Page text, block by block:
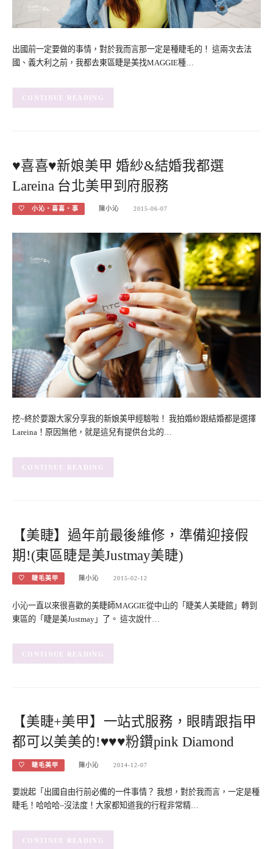
出國前一定要做的事情，對於我而言那一定是種睫毛的！ 這兩次去法
國、義大利之前，我都去東區睫是美找MAGGIE種…
CONTINUE READING
♥喜喜♥新娘美甲 婚紗&結婚我都選
Lareina 台北美甲到府服務
♡ 小沁‧喜喜‧事 陳小沁 2015-06-07
挖~終於要跟大家分享我的新娘美甲經驗啦！ 我拍婚紗跟結婚都是選擇
Lareina！原因無他，就是這兒有提供台北的…
CONTINUE READING
【美睫】過年前最後維修，準備迎接假
期!(東區睫是美Justmay美睫)
♡ 睫毛美甲 陳小沁 2015-02-12
小沁一直以來很喜歡的美睫師MAGGIE從中山的「睫美人美睫館」轉到
東區的「睫是美Justmay」了。 這次說什…
CONTINUE READING
【美睫+美甲】一站式服務，眼睛跟指甲
都可以美美的!♥♥♥粉鑽pink Diamond
♡ 睫毛美甲 陳小沁 2014-12-07
要說起「出國自由行前必備的一件事情？ 我想，對於我而言，一定是種
睫毛！哈哈哈~沒法度！大家都知道我的行程非常精…
CONTINUE READING